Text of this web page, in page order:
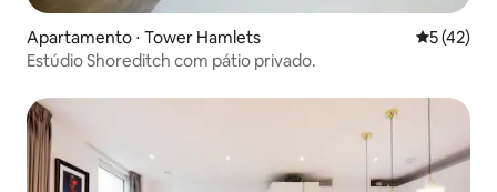
Apartamento ⋅ Tower Hamlets 5 de uma
5 (42)
Estúdio Shoreditch com pátio privado.